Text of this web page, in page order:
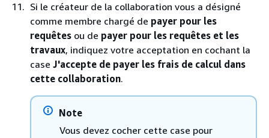
Si le créateur de la collaboration vous a désigné
comme membre chargé de payer pour les
requêtes ou de payer pour les requêtes et les
travaux, indiquez votre acceptation en cochant la
case J'accepte de payer les frais de calcul dans
cette collaboration.
Note
Vous devez cocher cette case pour